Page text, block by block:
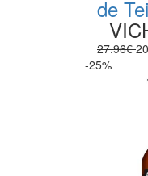
de
27.96€
-25%